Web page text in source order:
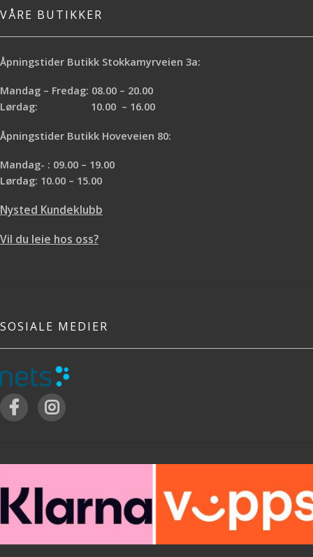
VÅRE BUTIKKER
Åpningstider Butikk Stokkamyrveien 3a:
Mandag – Fredag: 08.00 – 20.00
Lørdag: 10.00 – 16.00
Åpningstider Butikk Hoveveien 80:
Mandag- : 09.00 – 19.00
Lørdag: 10.00 – 15.00
Nysted Kundeklubb
Vil du leie hos oss?
SOSIALE MEDIER